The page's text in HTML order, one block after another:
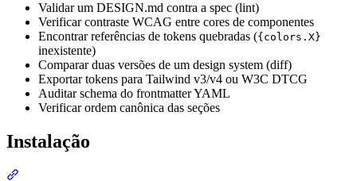
Validar um DESIGN.md contra a spec (lint)
Verificar contraste WCAG entre cores de componentes
Encontrar referências de tokens quebradas ({colors.X}
inexistente)
Comparar duas versões de um design system (diff)
Exportar tokens para Tailwind v3/v4 ou W3C DTCG
Auditar schema do frontmatter YAML
Verificar ordem canônica das seções
Instalação